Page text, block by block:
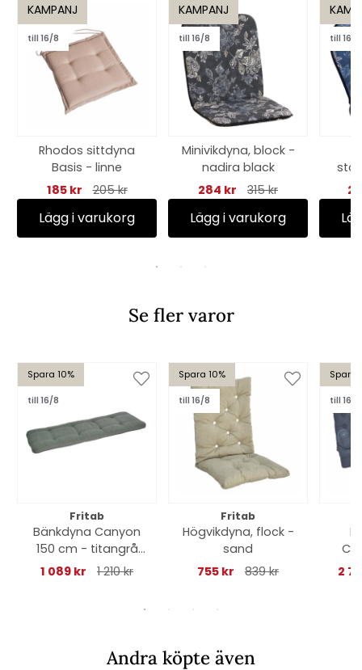
KAMPANJ
till 16/8
Rhodos sittdyna
Basis - linne
185 kr
205 kr
Lägg i varukorg
KAMPANJ
till 16/8
Minivikdyna, block -
nadira black
284 kr
315 kr
Lägg i varukorg
till 16/8
Se fler varor
Spara 10%
till 16/8
Fritab
Bänkdyna Canyon
150 cm - titangrå
struktur
1 089 kr 1 210 kr
Spara 10%
till 16/8
Fritab
Högvikdyna, flock -
sand
755 kr
839 kr
Spara
till 16/8
2
Andra köpte även